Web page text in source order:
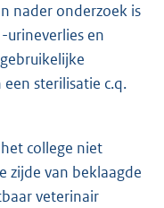
nader onderzoek is
urineverlies en
sterilisatie c.q.
college niet
zijde van beklaagde
veterinair